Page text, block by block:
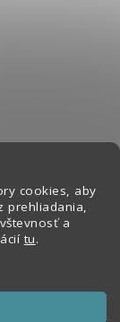
cookies, aby
prehliadania,
a
tu.